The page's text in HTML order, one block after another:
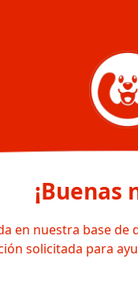
¡Buenas
en nuestra base
solicitada para